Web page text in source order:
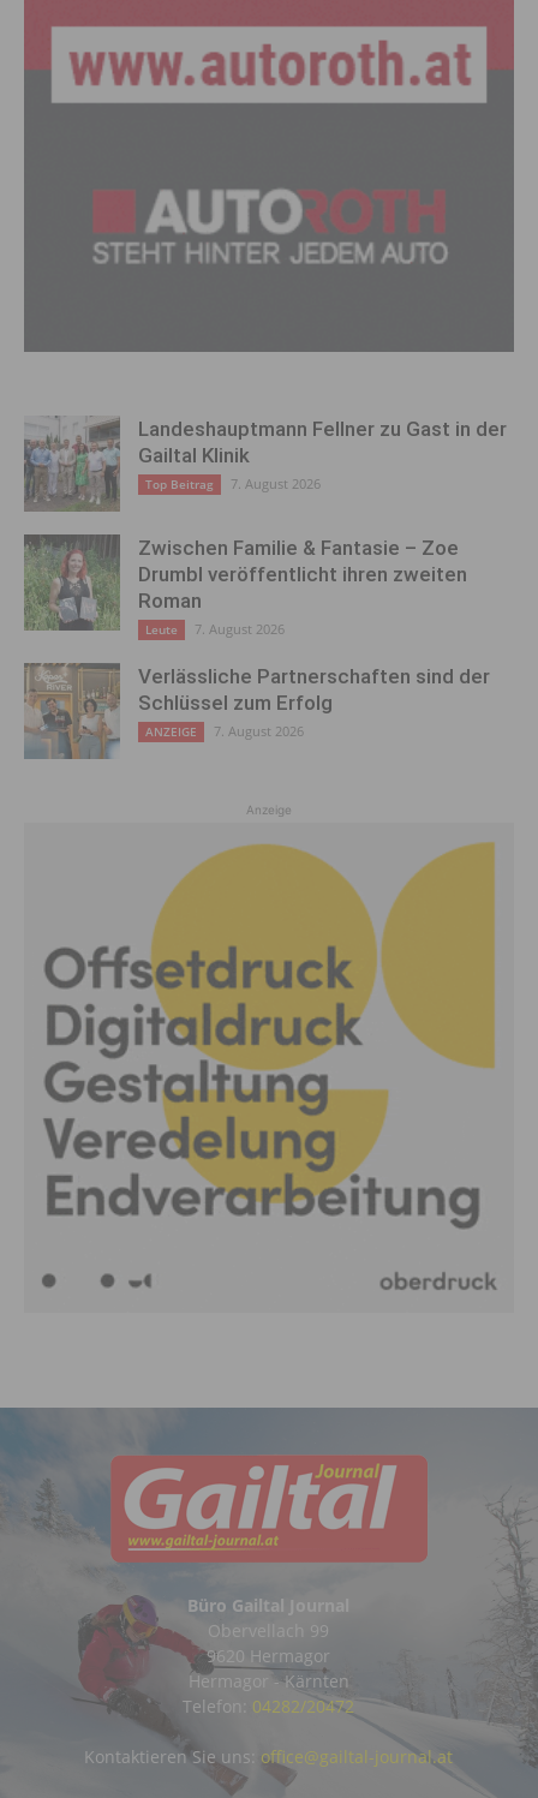
Landeshauptmann Fellner zu Gast in der
Gailtal Klinik
Top Beitrag 7. August 2026
Zwischen Familie & Fantasie – Zoe
Drumbl veröffentlicht ihren zweiten
Roman
Leute 7. August 2026
Verlässliche Partnerschaften sind der
Schlüssel zum Erfolg
ANZEIGE 7. August 2026
Anzeige
Büro Gailtal Journal
Obervellach 99
9620 Hermagor
Hermagor - Kärnten
Telefon: 04282/20472
Kontaktieren Sie uns: office@gailtal-journal.at